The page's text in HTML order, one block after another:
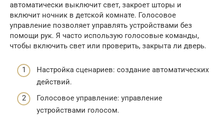
автоматически выключит свет, закроет шторы и
включит ночник в детской комнате. Голосовое
управление позволяет управлять устройствами без
помощи рук. Я часто использую голосовые команды,
чтобы включить свет или проверить, закрыта ли дверь.
Настройка сценариев: создание автоматических
действий.
Голосовое управление: управление
устройствами голосом.